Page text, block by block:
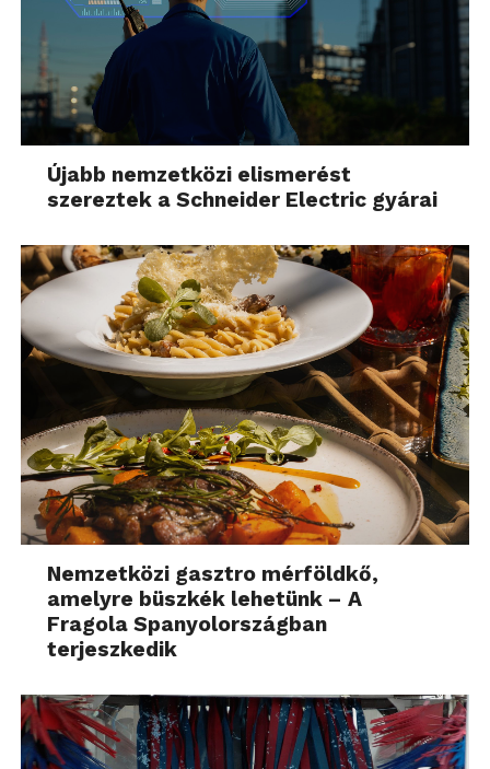
Újabb nemzetközi elismerést
szereztek a Schneider Electric gyárai
Nemzetközi gasztro mérföldkő,
amelyre büszkék lehetünk – A
Fragola Spanyolországban
terjeszkedik